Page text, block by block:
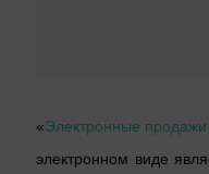
«Электронные
электронном виде